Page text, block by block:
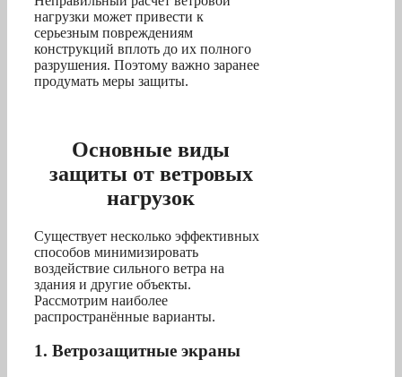
нагрузки может привести к
серьезным повреждениям
конструкций вплоть до их полного
разрушения. Поэтому важно заранее
продумать меры защиты.
Основные виды
защиты от ветровых
нагрузок
Существует несколько эффективных
способов минимизировать
воздействие сильного ветра на
здания и другие объекты.
Рассмотрим наиболее
распространённые варианты.
1. Ветрозащитные экраны